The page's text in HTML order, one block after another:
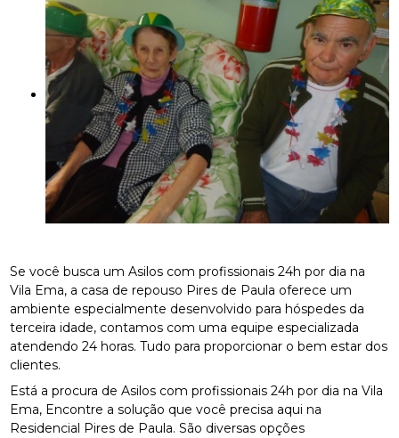
Se você busca um Asilos com profissionais 24h por dia na
Vila Ema, a casa de repouso Pires de Paula oferece um
ambiente especialmente desenvolvido para hóspedes da
terceira idade, contamos com uma equipe especializada
atendendo 24 horas. Tudo para proporcionar o bem estar dos
clientes.
Está a procura de Asilos com profissionais 24h por dia na Vila
Ema, Encontre a solução que você precisa aqui na
Residencial Pires de Paula. São diversas opções